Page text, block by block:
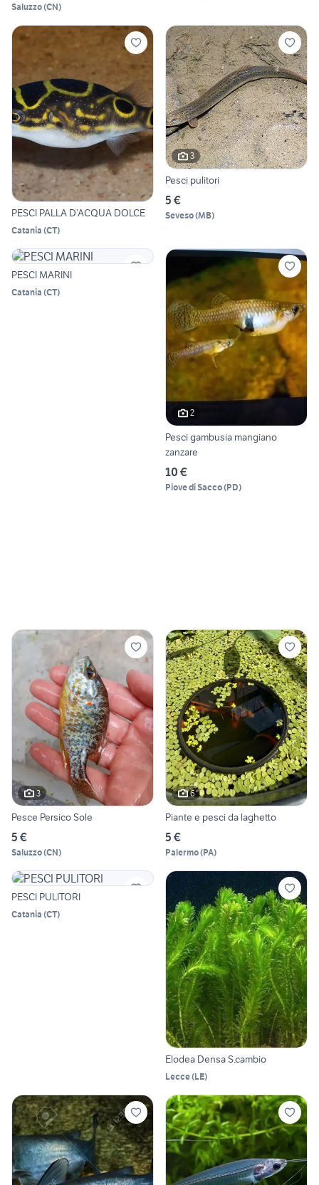
Saluzzo(CN)
PESCI PALLA D’ACQUA DOLCE
Catania (CT)
3
Pesci pulitori
5 €
Seveso(MB)
PESCI MARINI
Catania (CT)
2
Pesci gambusia mangiano
zanzare
10 €
Piove di Sacco(PD)
3
Pesce Persico Sole
5 €
Saluzzo(CN)
6
Piante e pesci da laghetto
5 €
Palermo(PA)
PESCI PULITORI
Catania (CT)
Elodea Densa S.cambio
Lecce(LE)